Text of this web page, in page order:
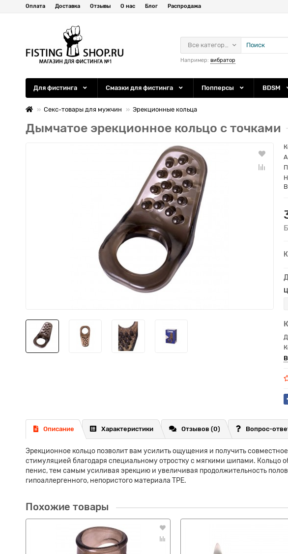
Оплата Доставка Отзывы О нас Блог Распродажа
Все категории
Например: вибратор
Для фистинга Смазки для фистинга Попперсы BDSM
Секс-товары для мужчин Эрекционные кольца
Дымчатое эрекционное кольцо с точками
Описание Характеристики Отзывов (0) Вопрос-
Эрекционное кольцо позволит вам усилить ощущения и получить
стимуляцией благодаря специальному отростку с мягкими шипами. Кольцо
пенис, тем самым усиливая эрекцию и увеличивая продолжительность
гипоаллергенного, непористого материала TPE.
Похожие товары